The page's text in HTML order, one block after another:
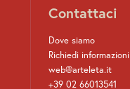
Contattaci
Dove siamo
Richiedi informazioni
web@arteleta.it
+39 02 66013541